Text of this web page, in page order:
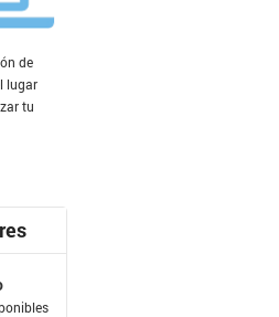
de
lugar
tu